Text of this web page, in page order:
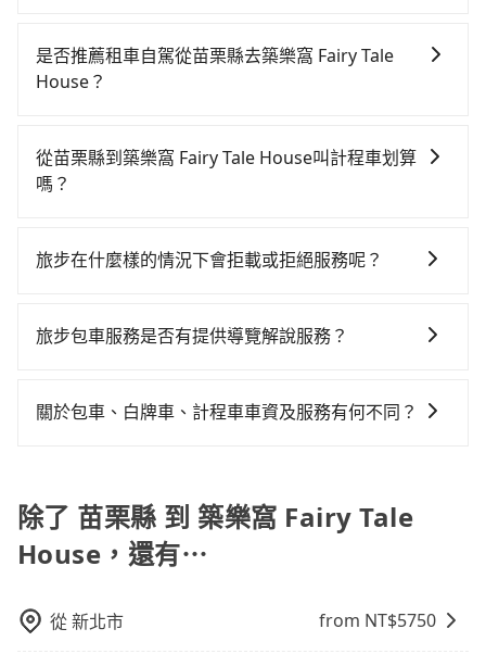
司機與車輛的詳細資料，將於乘車前一晚八點透過SMS
和EMAIL提供。一旦付款完畢，tripool保證出車。一般
當天下午過後乘車，四小時前仍能預約。
鐵乘坐舒適、較貴、費時，且難叫計程車前往高鐵站！
不過從最早一班車07:13到末班車21:58，苗栗-台南一天
苗栗高鐵站，叫一輛計程車花費約300元、車程約20分
鐘。抵達高鐵站後，步行進站、現場購票並於月台排隊
前排班的計程車，搭上小黃後約花35分鐘、車費300元
行，高鐵加轉乘之平均每人花費為1,070元。不過苗栗縣
市的200倍。縱使幸運攔到一輛小黃了，苗栗縣少部分小
不預約包車，不僅每人至少額外負擔110元車資，而且更
會額外浪費時間在轉乘與等車上，現在還不馬上來預約
tripool！如果你是三人以下要乘車，也可參考tripool的
是否推薦租車自駕從苗栗縣去築樂窩 Fairy Tale
House？
時不需要閉目養神（因為要自己開車），最重要的是你
當天就要來回，那在苗栗路邊可隨租隨借的iRent應該是
縣（苗栗市）到築樂窩 Fairy Tale House的花費預估為
時40元路邊停車費用預估進去，但額外的汽車保險與可
差的車款，如果人數超過四位，更是沒有較大的七人座
樣。另外，偶爾也會遇到明明已經預約了時間但上一位
用戶卻遲遲尚未歸還，又或者要還車時卻偏偏找不到停
車位，對於急著用車或者要載其他乘客的人來說就有不
使用時還是有其區域的限制，實際可停靠的地點與你的
從苗栗縣到築樂窩 Fairy Tale House叫計程車划算
嗎？
灣大車隊，如果在路邊攔不到車，也可考慮打電話至附
間，但如改預約tripool可省高達$2,400。但如果你無法
要臨時叫到小黃的難度是台北或新北的200倍之多。如果
好先上網預約，以免當場被坑受騙。綜合以上，無論在
價格或服務品質上，tripool都是你從苗栗縣到築樂窩
Fairy Tale House的最佳選擇。
旅步在什麼樣的情況下會拒載或拒絕服務呢？
原因，司機有權拒絕服務： 1) 當日搭車人數或行李超過
同行，卻無自備或加購兒童座椅。提醒您，為了保護孩
旅步包車服務是否有提供導覽解說服務？
需要導覽服務，可事先透過電子郵件
關於包車、白牌車、計程車車資及服務有何不同？
依平台預定時價格而定，通常愈長程價格CP值愈高。 計
程車：可24小時隨叫隨到，價格依跳錶而定，如有塞車
也會計算延遲費用，最終價格通常要下車時才知。價格
質、品質不一，如行程有問題，事後無法提供客服申訴
處理。
除了 苗栗縣 到 築樂窩 Fairy Tale
House，還有⋯
從新北市 from NT$5750